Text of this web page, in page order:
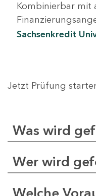
Kombinierbar mit
Sachsenkredit
Jetzt Prüfung
Was wird
Wer wird
Welche